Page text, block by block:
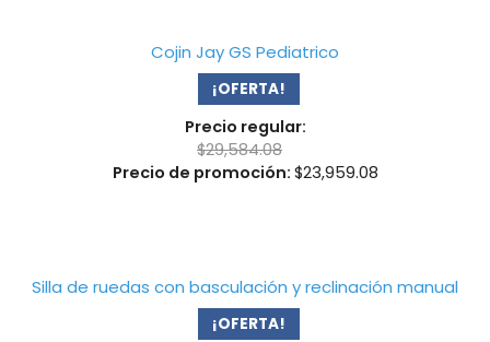
Cojin Jay GS Pediatrico
¡OFERTA!
Precio regular:
$29,584.08
Precio de promoción: $23,959.08
Silla de ruedas con basculación y reclinación manual
¡OFERTA!